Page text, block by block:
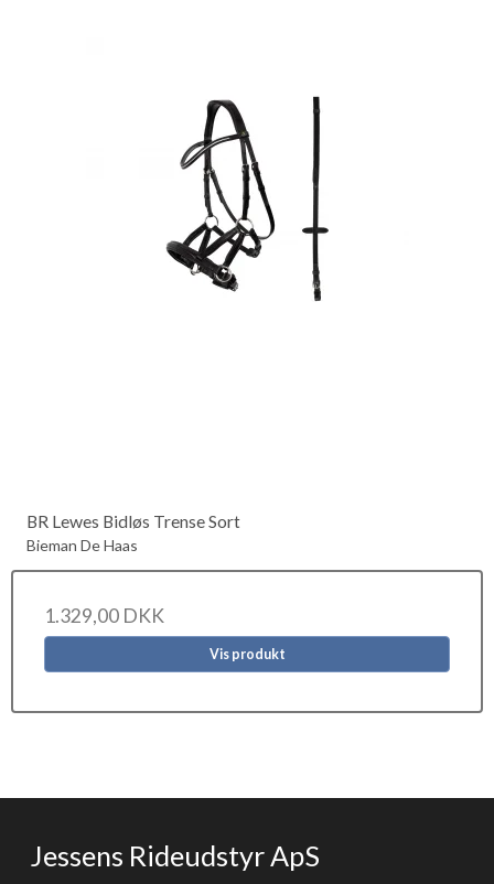
BR Lewes Bidløs Trense Sort
Bieman De Haas
1.329,00 DKK
Vis produkt
Jessens Rideudstyr ApS